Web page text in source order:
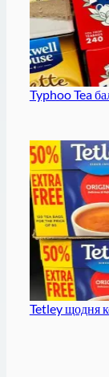
Typhoo Tea
Tetley щодня